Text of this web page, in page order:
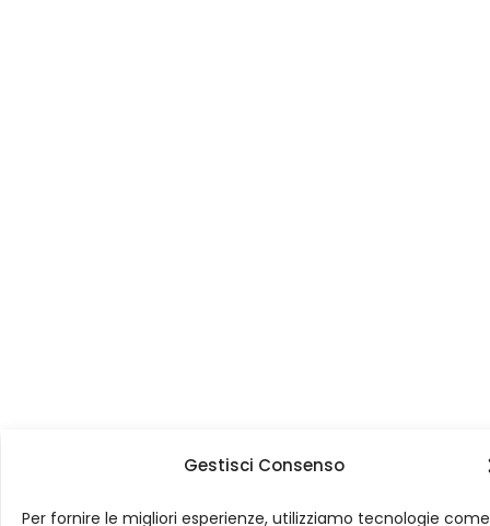
Gestisci Consenso
Per fornire le migliori esperienze, utilizziamo tecnologie